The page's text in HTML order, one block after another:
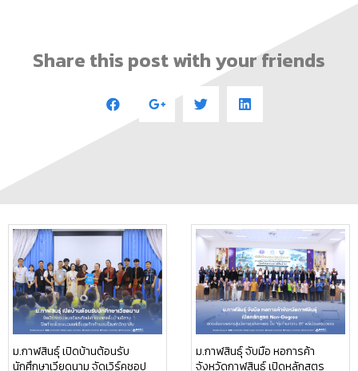
Share this post with your friends
ม.กาฬสินธุ์ เปิดบ้านต้อนรับ
นักศึกษาเวียดนาม จัดเวิร์คชอป
ม.กาฬสินธุ์ จับมือ หอการค้า
จังหวัดกาฬสินธุ์ เปิดหลักสูตร